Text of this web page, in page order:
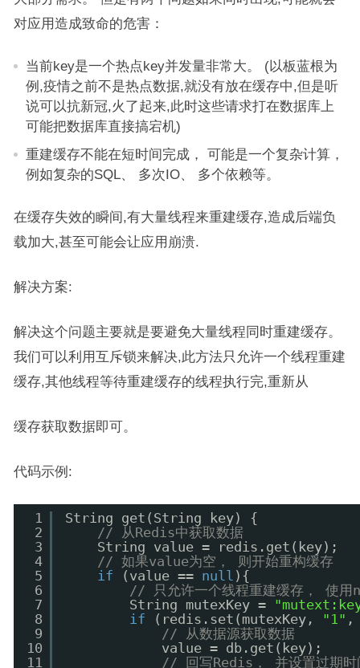
对应用造成致命的危害：
当前key是一个热点key并发量非常大。 (以板蓝根为
例,疫情之前不是热点数据,就没有放在缓存中,但是听
说可以抗新冠,火了起来,此时这些请求打在数据库上
可能把数据库直接搞宕机)
重建缓存不能在短时间完成， 可能是一个复杂计算，
例如复杂的SQL、 多次IO、 多个依赖等。
在缓存失效的瞬间,有大量线程来重建缓存,造成后端负
载加大,甚至可能会让应用崩溃.
解决方案:
解决这个问题主要就是要避免大量线程同时重建缓存。
我们可以利用互斥锁来解决,此方法只允许一个线程重建
缓存,其他线程等待重建缓存的线程执行完,重新从
缓存获取数据即可。
代码示例:
1
2
3
4
5
6
7
8
9
10
11
String get(String key) {
// 从Redis中获取数据
String value = redis.get(key);
// 如果value为空， 则开始重构缓存
if
(value == null ){
// 只允许一个线程重建缓存， 使用
String mutexKey =
if
(redis.set(mutexKey, "1"
// 从数据源获取数据
value = db.get(key);
// 回写Redis， 并设置过期时